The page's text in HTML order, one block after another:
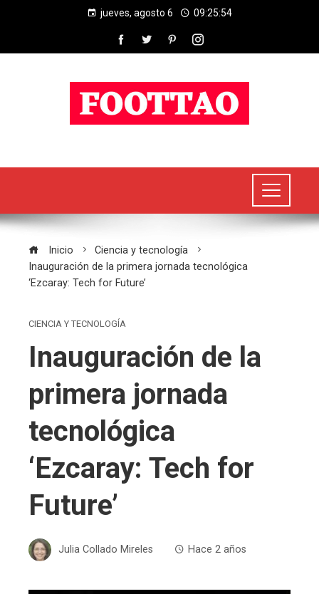
jueves, agosto 6 09:25:55
Inicio
Ciencia y tecnología
Inauguración de la primera jornada tecnológica
‘Ezcaray: Tech for Future’
CIENCIA Y TECNOLOGÍA
Inauguración de la
primera jornada
tecnológica
‘Ezcaray: Tech for
Future’
Julia Collado Mireles Hace 2 años